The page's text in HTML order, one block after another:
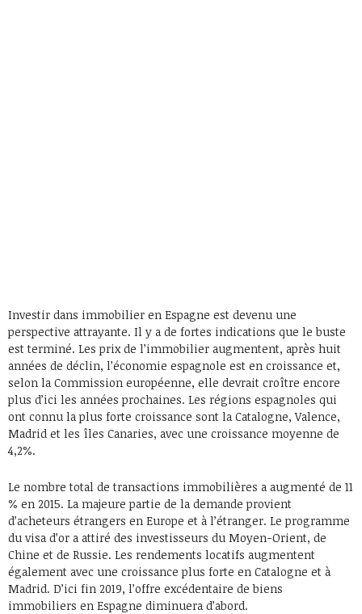
Investir dans immobilier en Espagne est devenu une
perspective attrayante. Il y a de fortes indications que le buste
est terminé. Les prix de l’immobilier augmentent, après huit
années de déclin, l’économie espagnole est en croissance et,
selon la Commission européenne, elle devrait croître encore
plus d’ici les années prochaines. Les régions espagnoles qui
ont connu la plus forte croissance sont la Catalogne, Valence,
Madrid et les îles Canaries, avec une croissance moyenne de
4,2%.
Le nombre total de transactions immobilières a augmenté de 11
% en 2015. La majeure partie de la demande provient
d’acheteurs étrangers en Europe et à l’étranger. Le programme
du visa d’or a attiré des investisseurs du Moyen-Orient, de
Chine et de Russie. Les rendements locatifs augmentent
également avec une croissance plus forte en Catalogne et à
Madrid. D’ici fin 2019, l’offre excédentaire de biens
immobiliers en Espagne diminuera d’abord.